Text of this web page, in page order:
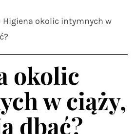
Higiena okolic intymnych w
okolic
w ciąży,
dbać?